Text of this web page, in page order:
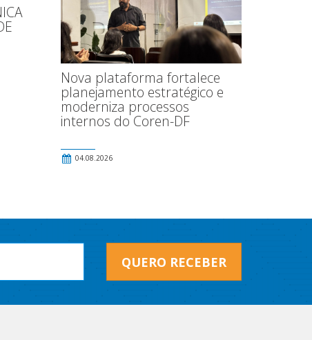
Nova plataforma fortalece
planejamento estratégico e
moderniza processos
internos do Coren-DF
04.08.2026
QUERO RECEBER